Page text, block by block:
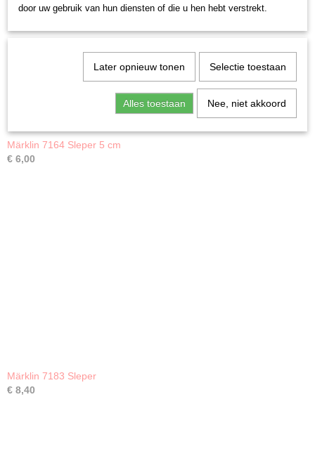
Märklin 7164 Sleper 5 cm
€ 6,00
Märklin 7183 Sleper
€ 8,40
door uw gebruik van hun diensten of die u hen hebt verstrekt.
Later opnieuw tonen Selectie toestaan
Alles toestaan Nee, niet akkoord